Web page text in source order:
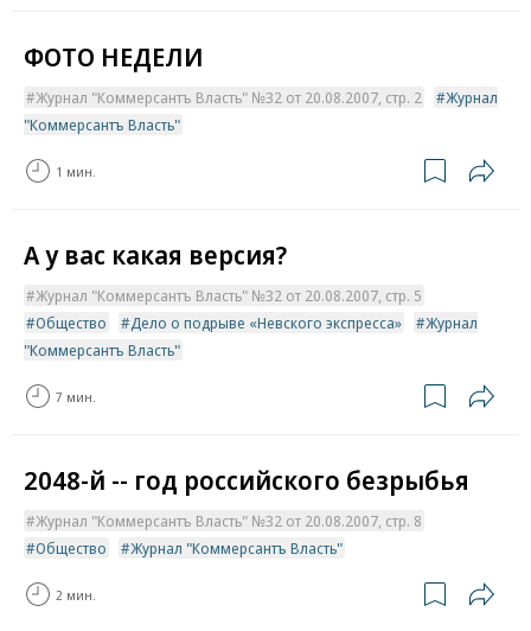
ФОТО НЕДЕЛИ
Журнал "Коммерсантъ Власть" №32 от 20.08.2007, стр. 2
Журнал
"Коммерсантъ Власть"
1 мин.
А у вас какая версия?
Журнал "Коммерсантъ Власть" №32 от 20.08.2007, стр. 5
Общество
Дело о подрыве «Невского экспресса»
Журнал
"Коммерсантъ Власть"
7 мин.
2048-й -- год российского безрыбья
Журнал "Коммерсантъ Власть" №32 от 20.08.2007, стр. 8
Общество
Журнал "Коммерсантъ Власть"
2 мин.